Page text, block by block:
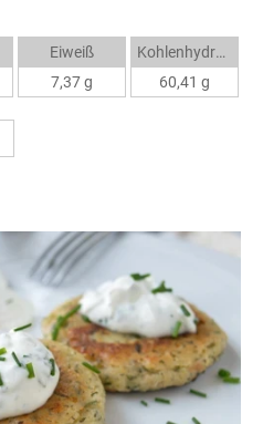
Eiweiß
7,37 g
Kohlenhydrate
60,41 g